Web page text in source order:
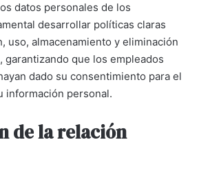
datos personales de los
desarrollar políticas claras
uso, almacenamiento y eliminación
garantizando que los empleados
dado su consentimiento para el
información personal.
de la relación